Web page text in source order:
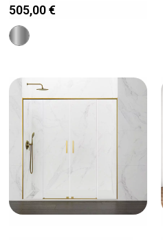
505,00€